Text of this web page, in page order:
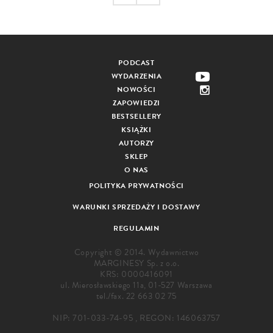
PODCAST
WYDARZENIA
NOWOŚCI
ZAPOWIEDZI
BESTSELLERY
KSIĄŻKI
AUTORZY
SKLEP
O NAS
POLITYKA PRYWATNOŚCI
WARUNKI SPRZEDAŻY I DOSTAWY
REGULAMIN
Copyright © 2014. Wydawnictwo
MARGINESY Sp. z o.o.
KRS: 0000416091
ul. Mierosławskiego 11a, 01-527 Warszawa
tel./fax. 22 663 02 75
NIP: 701-033-74-95 , REGON: 146063757